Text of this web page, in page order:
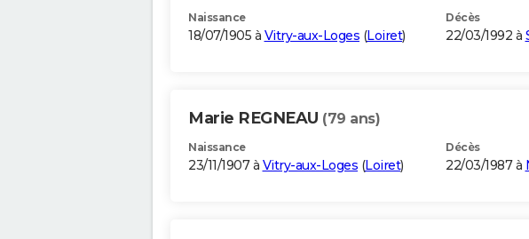
Naissance
18/07/1905 à Vitry-aux-Loges (Loiret)
Décès
22/03/1992 à
Marie REGNEAU (79 ans)
Naissance
23/11/1907 à Vitry-aux-Loges (Loiret)
Décès
22/03/1987 à